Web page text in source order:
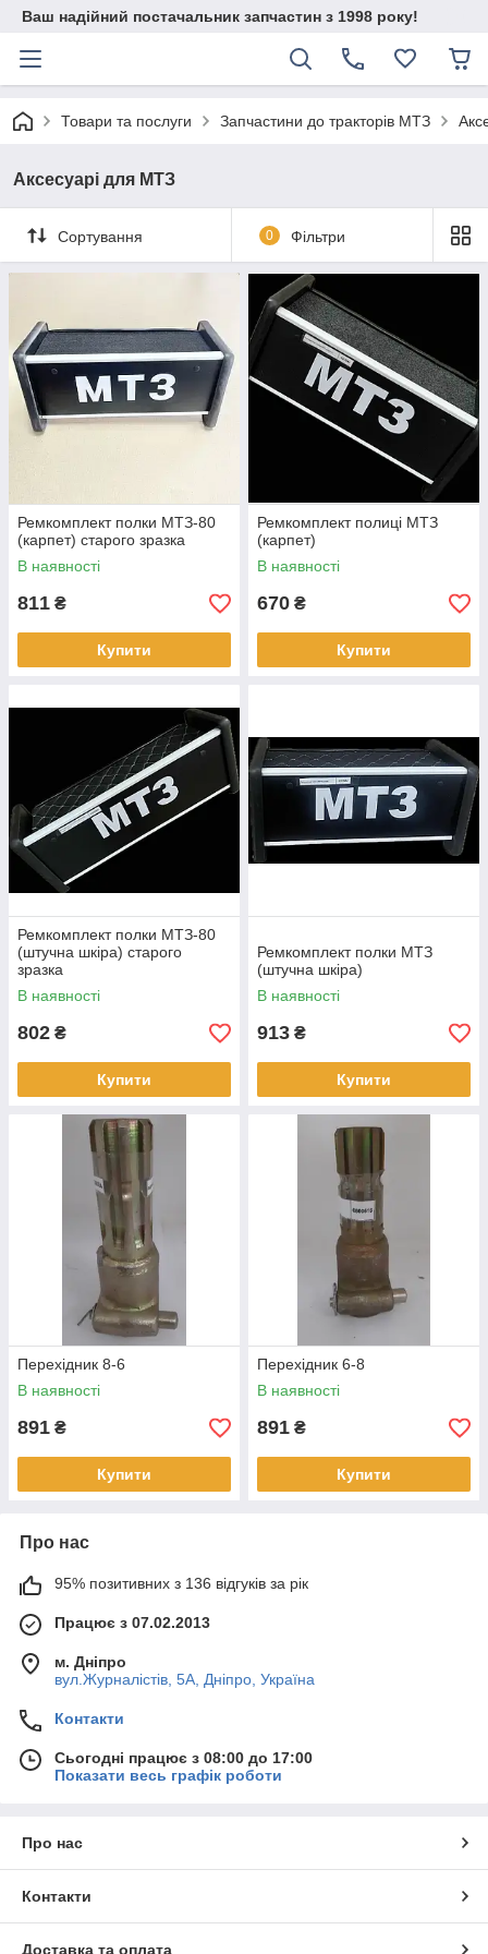
Ваш надійний постачальник запчастин з 1998 року!
Товари та послуги Запчастини до тракторів МТЗ
Аксесуарі для МТЗ
Сортування 0 Фільтри
Ремкомплект полки МТЗ-80
(карпет) старого зразка
В наявності
811 ₴
Купити
Ремкомплект полиці МТЗ
(карпет)
В наявності
670 ₴
Купити
Ремкомплект полки МТЗ-80
(штучна шкіра) старого
зразка
В наявності
802 ₴
Купити
Ремкомплект полки МТЗ
(штучна шкіра)
В наявності
913 ₴
Купити
Перехідник 8-6
В наявності
891 ₴
Купити
Перехідник 6-8
В наявності
891 ₴
Купити
Про нас
95% позитивних з 136 відгуків за рік
Працює з 07.02.2013
м. Дніпро
вул.Журналістів, 5А, Дніпро, Україна
Контакти
Сьогодні працює з 08:00 до 17:00
Показати весь графік роботи
Про нас
Контакти
Доставка та оплата